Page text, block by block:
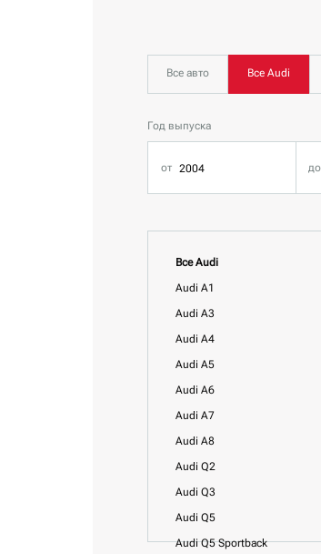
Все авто Все Audi
Год выпуска
Все Audi
Audi A1
Audi A3
Audi A4
Audi A5
Audi A6
Audi A7
Audi A8
Audi Q2
Audi Q3
Audi Q5
Audi Q5 Sportback